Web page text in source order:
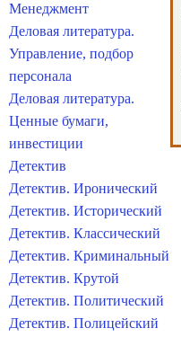
Менеджмент
Деловая литература.
Управление, подбор
персонала
Деловая литература.
Ценные бумаги,
инвестиции
Детектив
Детектив. Иронический
Детектив. Исторический
Детектив. Классический
Детектив. Криминальный
Детектив. Крутой
Детектив. Политический
Детектив. Полицейский